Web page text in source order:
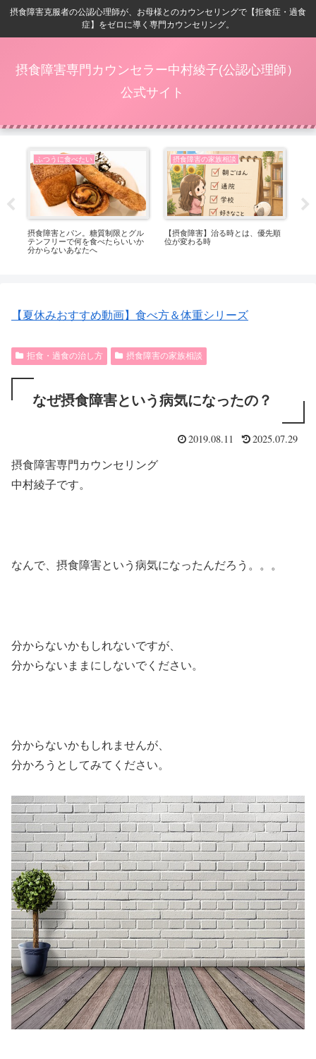
摂食障害克服者の公認心理師が、お母様とのカウンセリングで【拒食症・過食
症】をゼロに導く専門カウンセリング。
摂食障害専門カウンセラー中村綾子(公認心理師）
公式サイト
ふつうに食べたい
摂食障害とパン。糖質制限とグル
テンフリーで何を食べたらいいか
分からないあなたへ
摂食障害の家族相談
【摂食障害】治る時とは、優先順
位が変わる時
【夏休みおすすめ動画】食べ方＆体重シリーズ
拒食・過食の治し方 摂食障害の家族相談
なぜ摂食障害という病気になったの？
2019.08.11 2025.07.29
摂食障害専門カウンセリング
中村綾子です。
なんで、摂食障害という病気になったんだろう。。。
分からないかもしれないですが、
分からないままにしないでください。
分からないかもしれませんが、
分かろうとしてみてください。